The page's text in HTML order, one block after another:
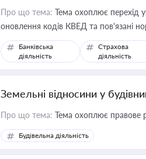
Про що тема: Тема охоплює перехід
оновлення кодів КВЕД та пов'язані
Банківська
діяльність
Страхова
діяльність
Земельні відносини у
Про що тема: Тема охоплює правове
Будівельна діяльність